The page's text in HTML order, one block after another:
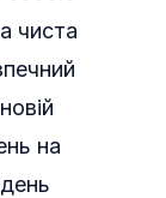
чиста
на